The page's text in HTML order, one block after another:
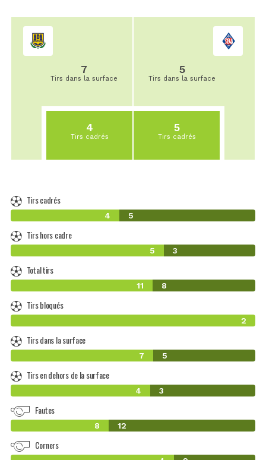
7
Tirs dans la surface
4
Tirs cadrés
5
Tirs dans la surface
5
Tirs cadrés
Tirs cadrés
4 5
Tirs hors cadre
5 3
Total tirs
11 8
Tirs bloqués
2
Tirs dans la surface
7 5
Tirs en dehors de la surface
4 3
Fautes
8 12
Corners